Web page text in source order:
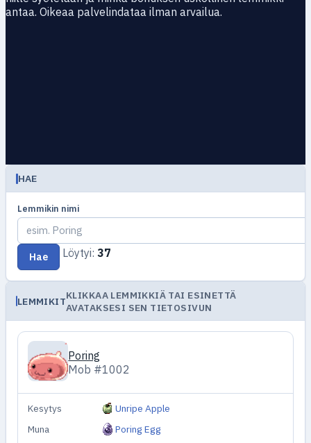
antaa. Oikeaa palvelindataa ilman arvailua.
HAE
Lemmikin nimi
Hae Löytyi: 37
LEMMIKITKLIKKAA LEMMIKKIÄ TAI ESINETTÄ
AVATAKSESI SEN TIETOSIVUN
Poring
Mob #1002
Kesytys
Unripe Apple
Muna
Poring Egg